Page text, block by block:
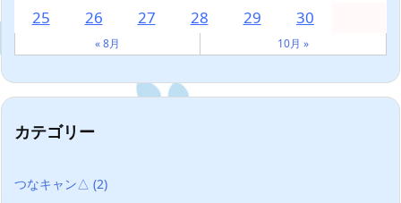
25
26 27 28 29 30
« 8月 10月 »
カテゴリー
つなキャン△ (2)